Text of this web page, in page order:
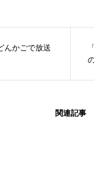
んかごで放送
関連記事